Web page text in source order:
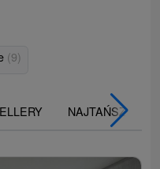
(9)
NAJTAŃSZE